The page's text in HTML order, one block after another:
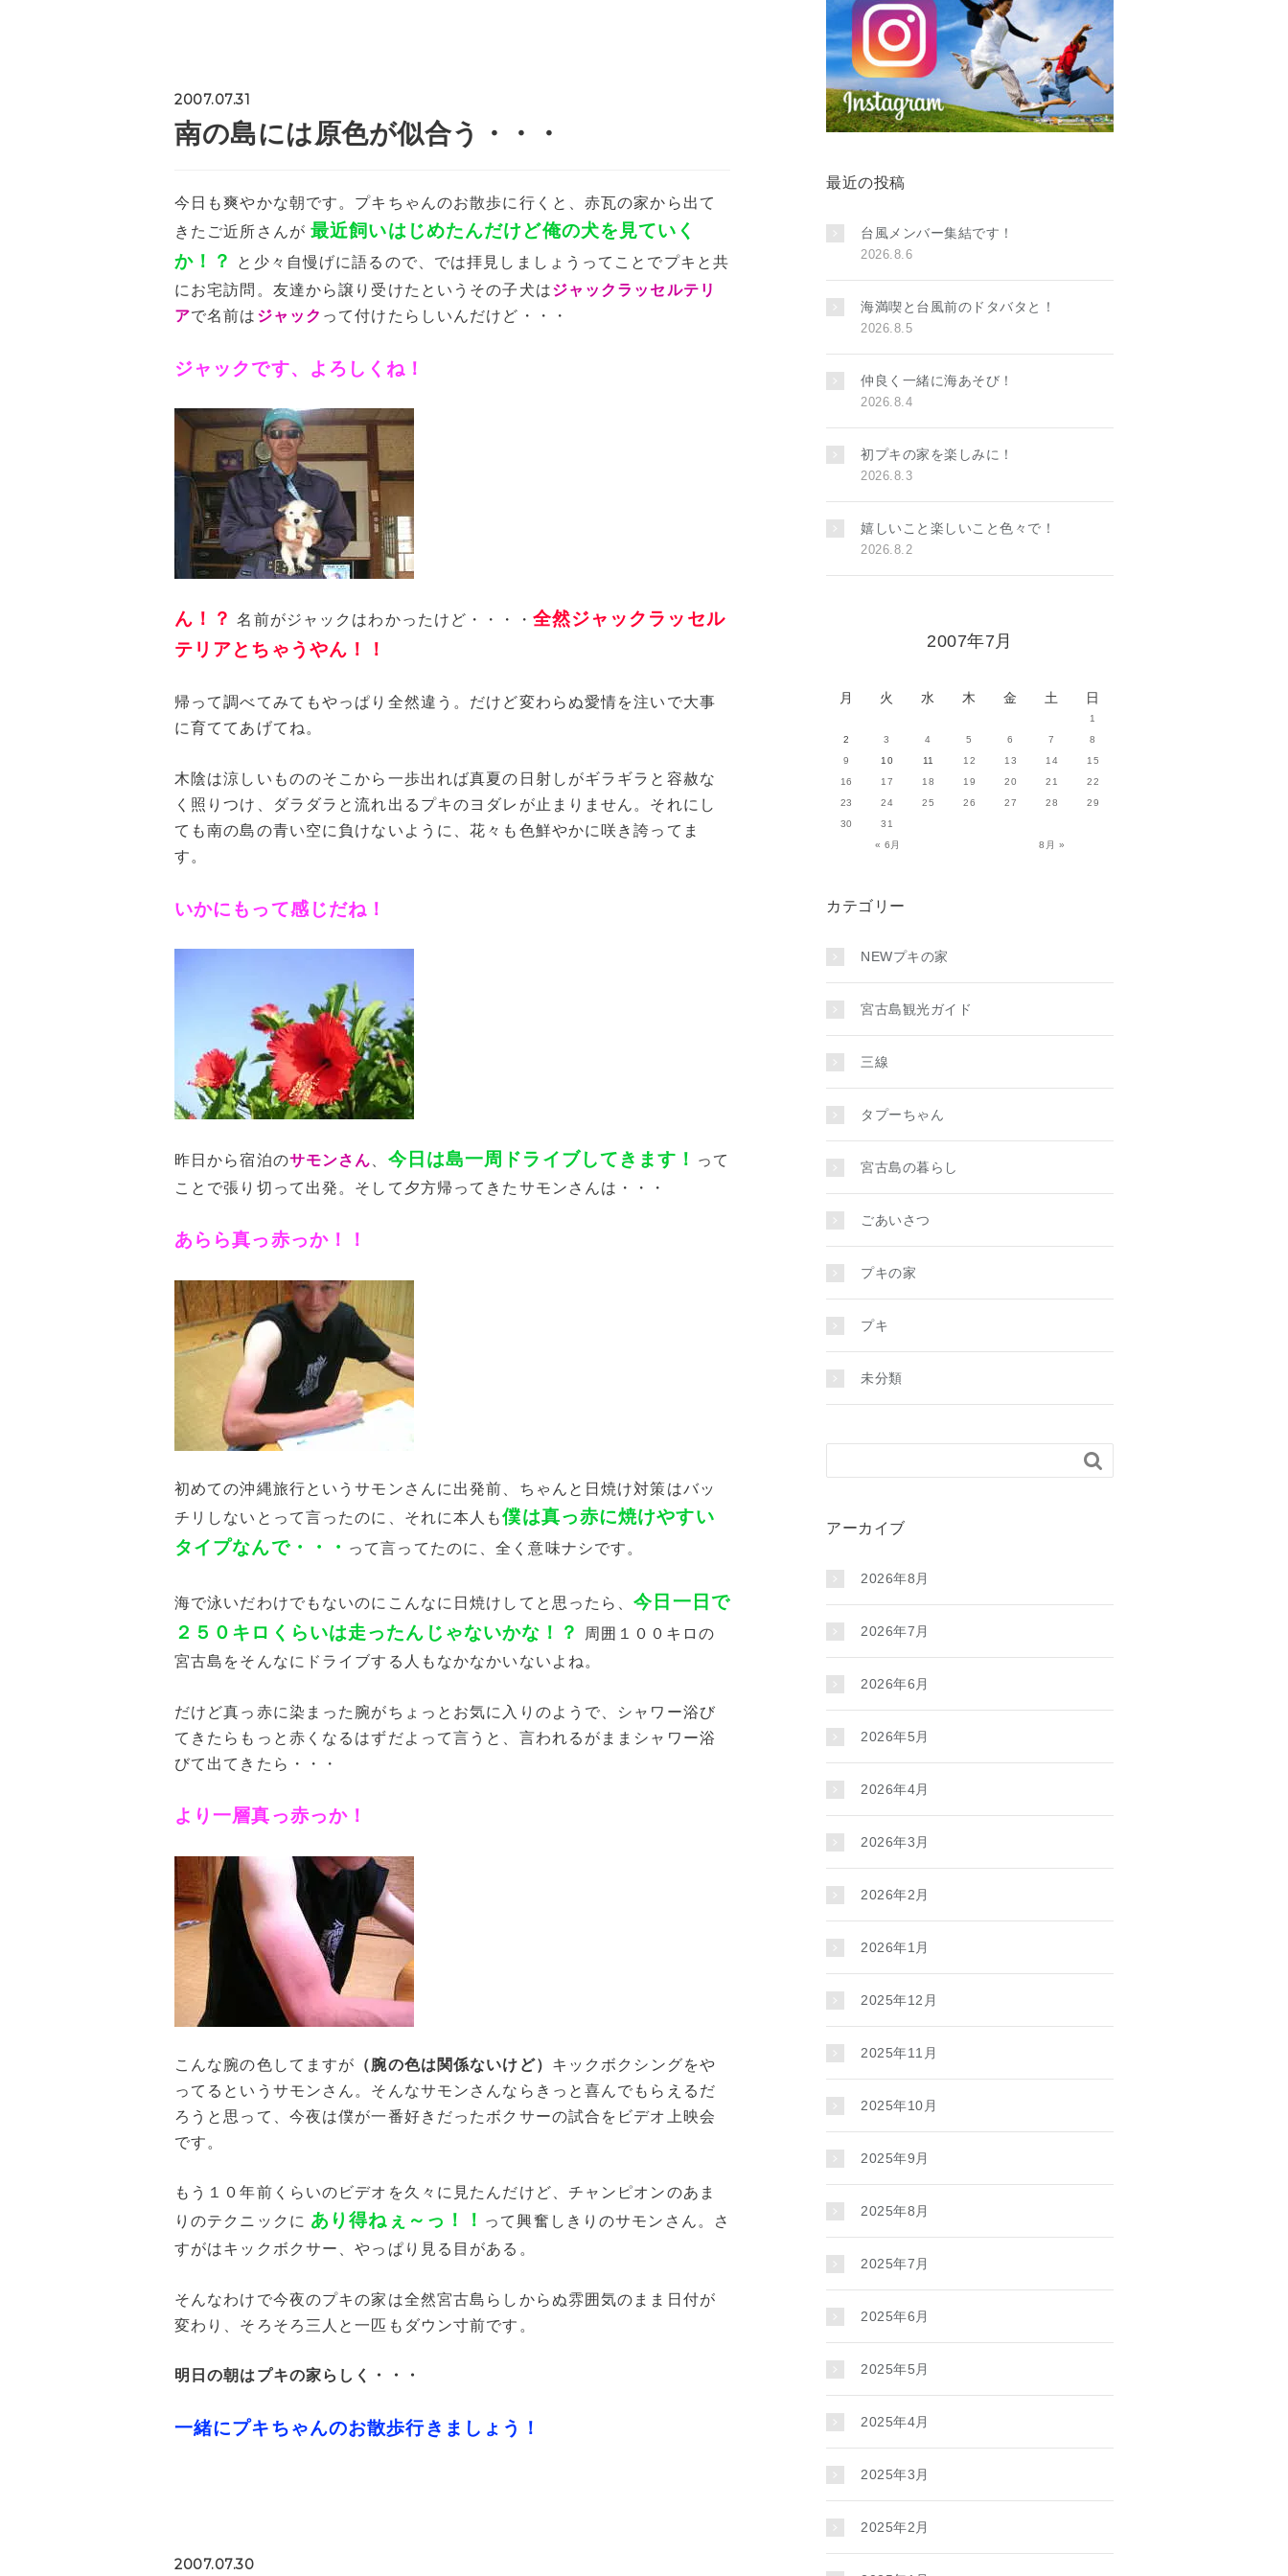
2007.07.31
南の島には原色が似合う・・・
今日も爽やかな朝です。プキちゃんのお散歩に行くと、赤瓦の家から出て
きたご近所さんが最近飼いはじめたんだけど俺の犬を見ていく
か！？
と少々自慢げに語るので、では拝見しましょうってことでプキと共
にお宅訪問。友達から譲り受けたというその子犬はジャックラッセルテリ
アで名前は ジャック って付けたらしいんだけど・・・
ジャックです、よろしくね！
ん！？ 名前がジャックはわかったけど・・・・ 全然ジャックラッセル
テリアとちゃうやん！！
帰って調べてみてもやっぱり全然違う。だけど変わらぬ愛情を注いで大事
に育ててあげてね。
木陰は涼しいもののそこから一歩出れば真夏の日射しがギラギラと容赦な
く照りつけ、ダラダラと流れ出るプキのヨダレが止まりません。それにし
ても南の島の青い空に負けないように、花々も色鮮やかに咲き誇ってま
す。
いかにもって感じだね！
昨日から宿泊のサモンさん 今日は島一周ドライブしてきます！
って
ことで張り切って出発。そして夕方帰ってきたサモンさんは・・・
あらら真っ赤っか！！
初めての沖縄旅行というサモンさんに出発前、ちゃんと日焼け対策はバッ
チリしないとって言ったのに、それに本人も僕は真っ赤に焼けやすい
タイプなんで・・・ って言ってたのに、全く意味ナシです。
海で泳いだわけでもないのにこんなに日焼けしてと思ったら、今日一日で
２５０キロくらいは走ったんじゃないかな！？
周囲１００キロの
宮古島をそんなにドライブする人もなかなかいないよね。
だけど真っ赤に染まった腕がちょっとお気に入りのようで、シャワー浴び
てきたらもっと赤くなるはずだよって言うと、言われるがままシャワー浴
びて出てきたら・・・
より一層真っ赤っか！
こんな腕の色してますが （腕の色は関係ないけど） キックボクシングをや
ってるというサモンさん。そんなサモンさんならきっと喜んでもらえるだ
ろうと思って、今夜は僕が一番好きだったボクサーの試合をビデオ上映会
です。
もう１０年前くらいのビデオを久々に見たんだけど、チャンピオンのあま
りのテクニックに あり得ねぇ～っ！！ って興奮しきりのサモンさん。さ
すがはキックボクサー、やっぱり見る目がある。
そんなわけで今夜のプキの家は全然宮古島らしからぬ雰囲気のまま日付が
変わり、そろそろ三人と一匹もダウン寸前です。
明日の朝はプキの家らしく・・・
一緒にプキちゃんのお散歩行きましょう！
2007.07.30
最近の投稿
台風メンバー集結です！
2026.8.6
海満喫と台風前のドタバタと！
2026.8.5
仲良く一緒に海あそび！
2026.8.4
初プキの家を楽しみに！
2026.8.3
嬉しいこと楽しいこと色々で！
2026.8.2
2007年7月
月 火 水 木 金 土 日
« 6月 8月 »
1
2
3 4 5 6 7
8
9
10 11 12 13 14
15
16
17 18 19 20 21
22
23
24 25 26 27 28
29
30
31
カテゴリー
NEWプキの家
宮古島観光ガイド
三線
タプーちゃん
宮古島の暮らし
ごあいさつ
プキの家
プキ
未分類

アーカイブ
2026年8月
2026年7月
2026年6月
2026年5月
2026年4月
2026年3月
2026年2月
2026年1月
2025年12月
2025年11月
2025年10月
2025年9月
2025年8月
2025年7月
2025年6月
2025年5月
2025年4月
2025年3月
2025年2月